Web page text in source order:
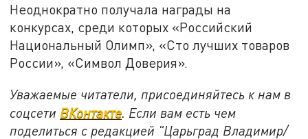
Неоднократно получала награды на
конкурсах, среди которых «Российский
Национальный Олимп», «Сто лучших товаров
России», «Символ Доверия».
Уважаемые читатели, присоединяйтесь к нам в
соцсети ВКонтакте . Если вам есть чем
поделиться с редакцией "Царьград Владимир/